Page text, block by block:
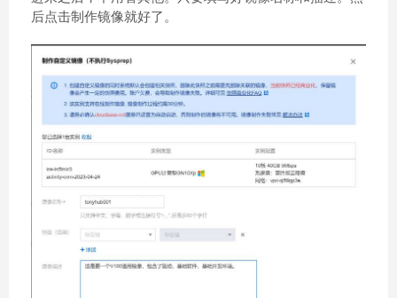
后点击制作镜像就好了。